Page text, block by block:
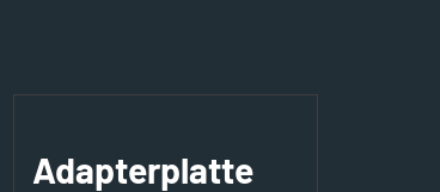
Adapterplatte